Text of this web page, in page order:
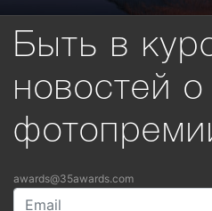
Быть в
новостей о
awards@35awards.com